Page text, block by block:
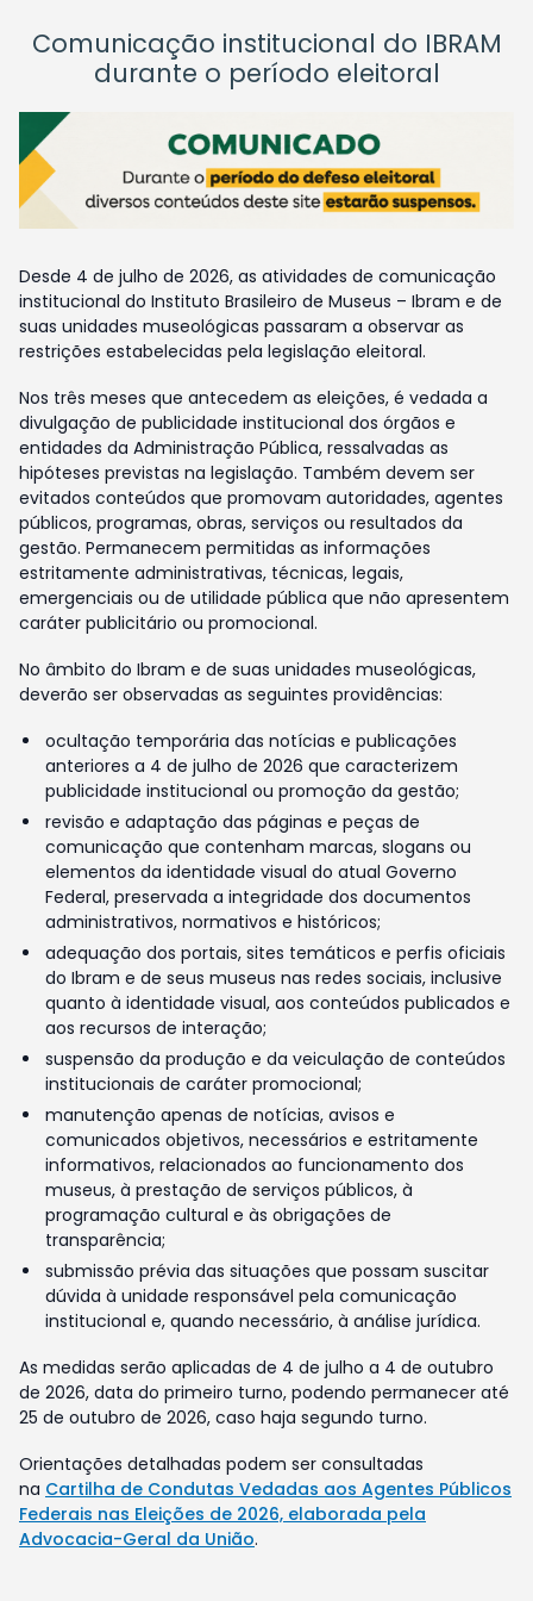
Comunicação institucional do IBRAM
durante o período eleitoral
Desde 4 de julho de 2026, as atividades de comunicação
institucional do Instituto Brasileiro de Museus – Ibram e de
suas unidades museológicas passaram a observar as
restrições estabelecidas pela legislação eleitoral.
Nos três meses que antecedem as eleições, é vedada a
divulgação de publicidade institucional dos órgãos e
entidades da Administração Pública, ressalvadas as
hipóteses previstas na legislação. Também devem ser
evitados conteúdos que promovam autoridades, agentes
públicos, programas, obras, serviços ou resultados da
gestão. Permanecem permitidas as informações
estritamente administrativas, técnicas, legais,
emergenciais ou de utilidade pública que não apresentem
caráter publicitário ou promocional.
No âmbito do Ibram e de suas unidades museológicas,
deverão ser observadas as seguintes providências:
ocultação temporária das notícias e publicações
anteriores a 4 de julho de 2026 que caracterizem
publicidade institucional ou promoção da gestão;
revisão e adaptação das páginas e peças de
comunicação que contenham marcas, slogans ou
elementos da identidade visual do atual Governo
Federal, preservada a integridade dos documentos
administrativos, normativos e históricos;
adequação dos portais, sites temáticos e perfis oficiais
do Ibram e de seus museus nas redes sociais, inclusive
quanto à identidade visual, aos conteúdos publicados e
aos recursos de interação;
suspensão da produção e da veiculação de conteúdos
institucionais de caráter promocional;
manutenção apenas de notícias, avisos e
comunicados objetivos, necessários e estritamente
informativos, relacionados ao funcionamento dos
museus, à prestação de serviços públicos, à
programação cultural e às obrigações de
transparência;
submissão prévia das situações que possam suscitar
dúvida à unidade responsável pela comunicação
institucional e, quando necessário, à análise jurídica.
As medidas serão aplicadas de 4 de julho a 4 de outubro
de 2026, data do primeiro turno, podendo permanecer até
25 de outubro de 2026, caso haja segundo turno.
Orientações detalhadas podem ser consultadas
na Cartilha de Condutas Vedadas aos Agentes Públicos
Federais nas Eleições de 2026, elaborada pela
Advocacia-Geral da União.